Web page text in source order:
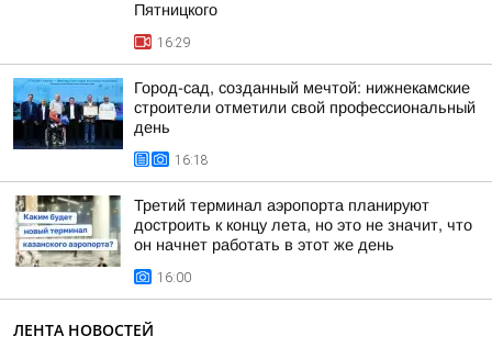
Пятницкого
16:29
Город-сад, созданный мечтой: нижнекамские
строители отметили свой профессиональный
день
16:18
Третий терминал аэропорта планируют
достроить к концу лета, но это не значит, что
он начнет работать в этот же день
16:00
ЛЕНТА НОВОСТЕЙ